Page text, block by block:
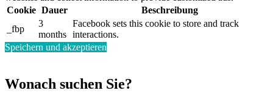
Cookie Dauer
Beschreibung
_fbp
3
months
Facebook sets this cookie to store and track
interactions.
Speichern und akzeptieren
Wonach suchen Sie?